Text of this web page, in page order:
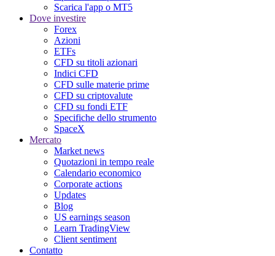
Scarica l'app o MT5
Dove investire
Forex
Azioni
ETFs
CFD su titoli azionari
Indici CFD
CFD sulle materie prime
CFD su criptovalute
CFD su fondi ETF
Specifiche dello strumento
SpaceX
Mercato
Market news
Quotazioni in tempo reale
Calendario economico
Corporate actions
Updates
Blog
US earnings season
Learn TradingView
Client sentiment
Contatto